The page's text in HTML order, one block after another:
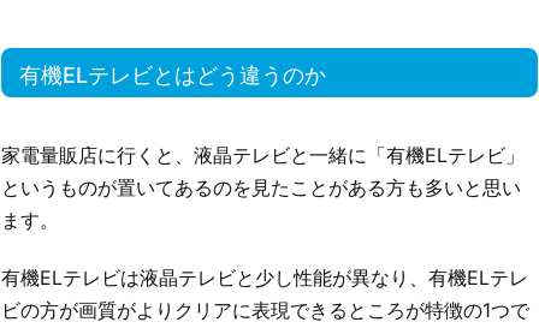
有機ELテレビとはどう違うのか
家電量販店に行くと、液晶テレビと一緒に「有機ELテレビ」
というものが置いてあるのを見たことがある方も多いと思い
ます。
有機ELテレビは液晶テレビと少し性能が異なり、有機ELテレ
ビの方が画質がよりクリアに表現できるところが特徴の1つで